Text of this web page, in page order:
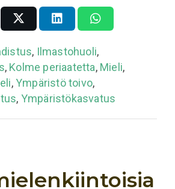
, Ilmastohuoli,
, Kolme periaatetta, Mieli,
,Ympäristö toivo,
, Ympäristökasvatus